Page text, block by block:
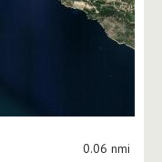
0.06 nmi